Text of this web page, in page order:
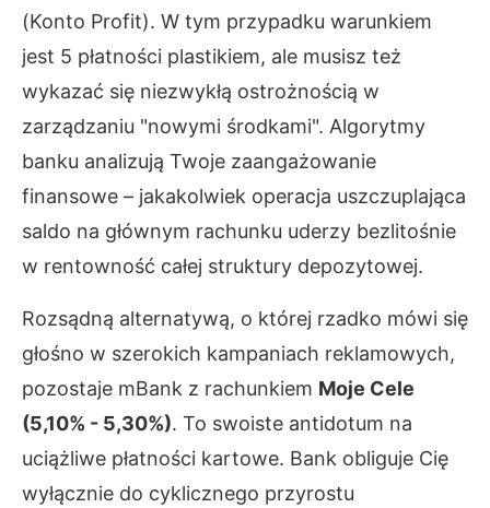
(Konto Profit). W tym przypadku warunkiem
jest 5 płatności plastikiem, ale musisz też
wykazać się niezwykłą ostrożnością w
zarządzaniu "nowymi środkami". Algorytmy
banku analizują Twoje zaangażowanie
finansowe – jakakolwiek operacja uszczuplająca
saldo na głównym rachunku uderzy bezlitośnie
w rentowność całej struktury depozytowej.
Rozsądną alternatywą, o której rzadko mówi się
głośno w szerokich kampaniach reklamowych,
pozostaje mBank z rachunkiem Moje Cele
(5,10% - 5,30%). To swoiste antidotum na
uciążliwe płatności kartowe. Bank obliguje Cię
wyłącznie do cyklicznego przyrostu